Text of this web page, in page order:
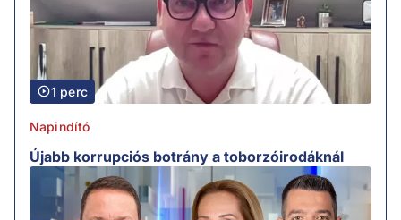
1 perc
Napindító
Újabb korrupciós botrány a toborzóirodáknál